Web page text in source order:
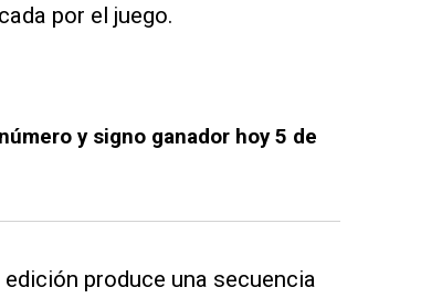
por el juego.
y signo ganador hoy 5 de
produce una secuencia